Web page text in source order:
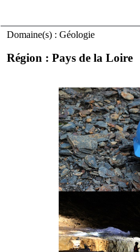
Domaine(s) : Géologie
Région : Pays de la Loire